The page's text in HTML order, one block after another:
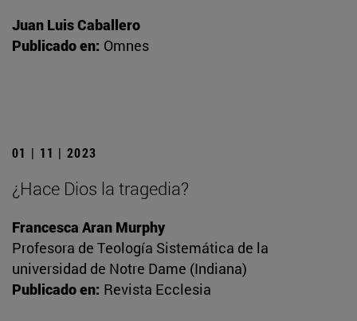
Juan Luis Caballero
Publicado en: Omnes
01 | 11 | 2023
¿Hace Dios la tragedia?
Francesca Aran Murphy
Profesora de Teología Sistemática de la
universidad de Notre Dame (Indiana)
Publicado en: Revista Ecclesia